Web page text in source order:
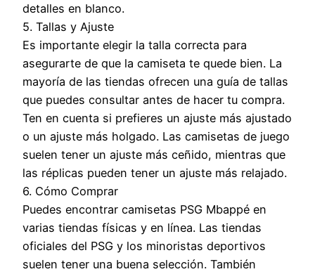
detalles en blanco.
5. Tallas y Ajuste
Es importante elegir la talla correcta para
asegurarte de que la camiseta te quede bien. La
mayoría de las tiendas ofrecen una guía de tallas
que puedes consultar antes de hacer tu compra.
Ten en cuenta si prefieres un ajuste más ajustado
o un ajuste más holgado. Las camisetas de juego
suelen tener un ajuste más ceñido, mientras que
las réplicas pueden tener un ajuste más relajado.
6. Cómo Comprar
Puedes encontrar camisetas PSG Mbappé en
varias tiendas físicas y en línea. Las tiendas
oficiales del PSG y los minoristas deportivos
suelen tener una buena selección. También